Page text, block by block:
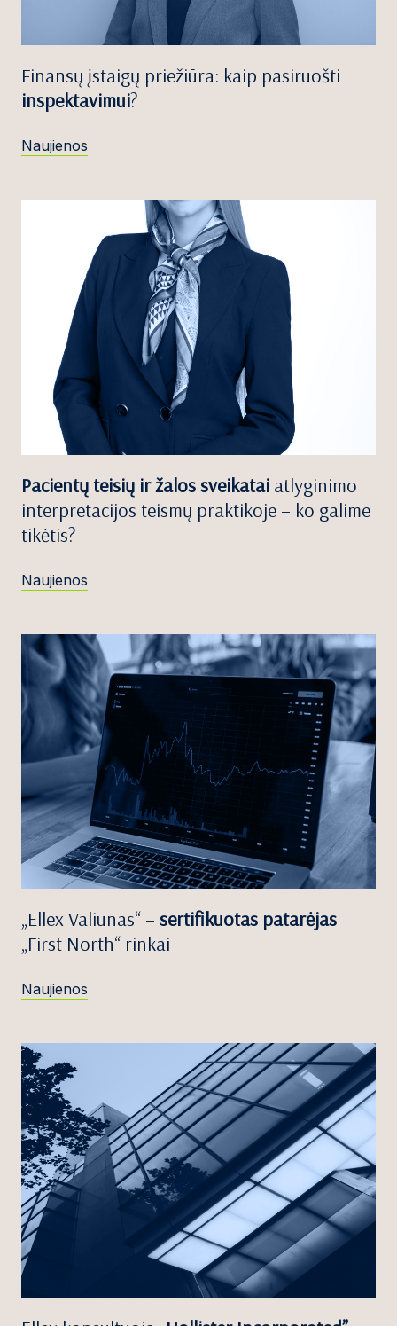
Finansų įstaigų priežiūra: kaip pasiruošti
inspektavimui?
Naujienos
Pacientų teisių ir žalos sveikatai atlyginimo
interpretacijos teismų praktikoje – ko galime
tikėtis?
Naujienos
„Ellex Valiunas“ – sertifikuotas patarėjas
„First North“ rinkai
Naujienos